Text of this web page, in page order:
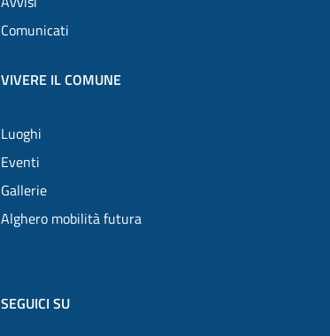
Comunicati
VIVERE IL COMUNE
Luoghi
Eventi
Gallerie
Alghero mobilità futura
SEGUICI SU